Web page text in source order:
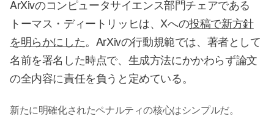
ArXivのコンピュータサイエンス部門チェアである
トーマス・ディートリッヒは、Xへの投稿で新方針
を明らかにした。ArXivの行動規範では、著者として
名前を署名した時点で、生成方法にかかわらず論文
の全内容に責任を負うと定めている。
新たに明確化されたペナルティの核心はシンプルだ。